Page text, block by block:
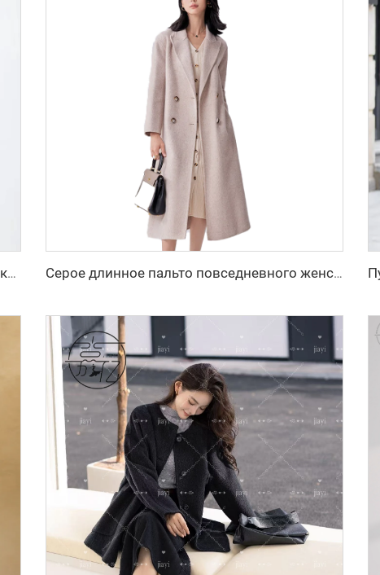
2025 Женская укороченная узкая пуховая куртка с объемными рукавами, теплая белая куртка с пуховым утеплителем, новая модная зимняя модель Серое длинное пальто повседневного женского модного силуэта с лацканами, длинными рукавами и поясом